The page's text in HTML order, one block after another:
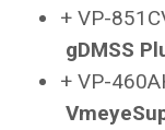
+ VP-
gDMSS
+ VP-